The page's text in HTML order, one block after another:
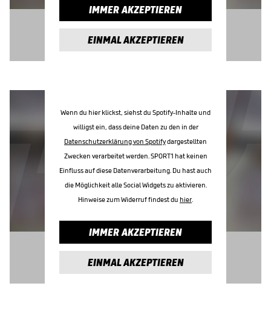
IMMER AKZEPTIEREN
EINMAL AKZEPTIEREN
Wenn du hier klickst, siehst du Spotify-Inhalte und
willigst ein, dass deine Daten zu den in der
Datenschutzerklärung von Spotifydargestellten
Zwecken verarbeitet werden. SPORT1 hat keinen
Einfluss auf diese Datenverarbeitung. Du hast auch
die Möglichkeit alle Social Widgets zu aktivieren.
Hinweise zum Widerruf findest du hier.
IMMER AKZEPTIEREN
EINMAL AKZEPTIEREN